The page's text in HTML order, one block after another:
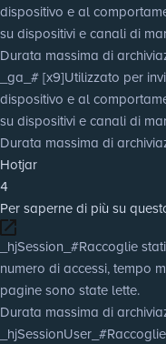
dispositivo e al
su dispositivi e canali di
Durata massima di
_ga_# [x9]Utilizzato per
dispositivo e al
su dispositivi e canali di
Durata massima di
Hotjar
4
Per saperne di più su
_hjSession_#Raccoglie
numero di accessi, tempo
pagine sono state lette.
Durata massima di
_hjSessionUser_#